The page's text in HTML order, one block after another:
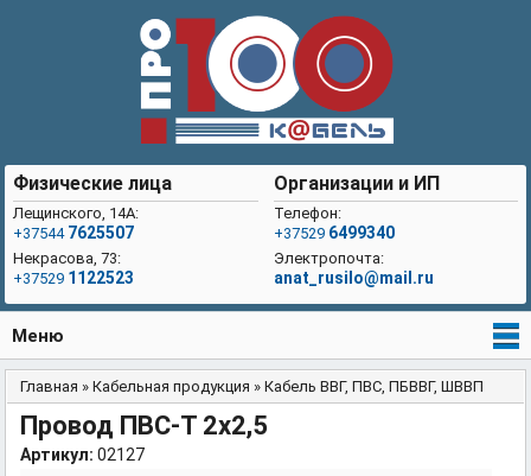
Физические лица
Лещинского, 14А:
+37544 7625507
Некрасова, 73:
+37529 1122523
Организации и ИП
Телефон:
+37529 6499340
Электропочта:
anat_rusilo@mail.ru
Меню
Вы здесь
Главная » Кабельная продукция » Кабель ВВГ, ПВС, ПБВВГ, ШВВП
Провод ПВС-Т 2x2,5
Артикул: 02127